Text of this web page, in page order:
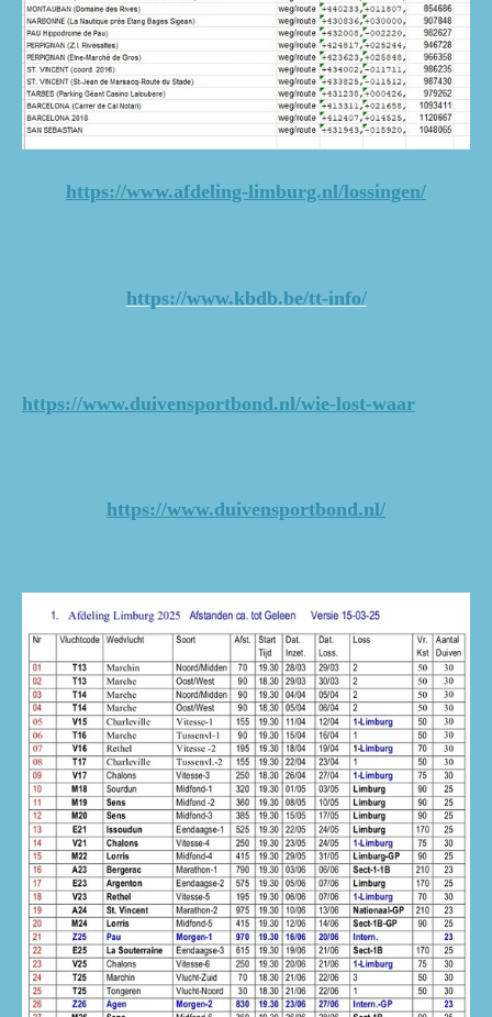
https://www.afdeling-limburg.nl/lossingen/
https://www.kbdb.be/tt-info/
https://www.duivensportbond.nl/wie-lost-waar
https://www.duivensportbond.nl/